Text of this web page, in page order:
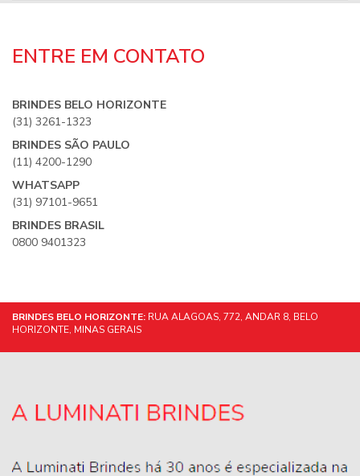
ENTRE EM CONTATO
BRINDES BELO HORIZONTE
(31) 3261-1323
BRINDES SÃO PAULO
(11) 4200-1290
WHATSAPP
(31) 97101-9651
BRINDES BRASIL
0800 9401323
BRINDES BELO HORIZONTE: RUA ALAGOAS, 772, ANDAR 8, BELO
HORIZONTE, MINAS GERAIS